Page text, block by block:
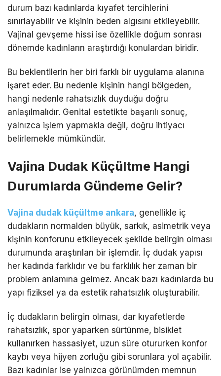
durum bazı kadınlarda kıyafet tercihlerini
sınırlayabilir ve kişinin beden algısını etkileyebilir.
Vajinal gevşeme hissi ise özellikle doğum sonrası
dönemde kadınların araştırdığı konulardan biridir.
Bu beklentilerin her biri farklı bir uygulama alanına
işaret eder. Bu nedenle kişinin hangi bölgeden,
hangi nedenle rahatsızlık duyduğu doğru
anlaşılmalıdır. Genital estetikte başarılı sonuç,
yalnızca işlem yapmakla değil, doğru ihtiyacı
belirlemekle mümkündür.
Vajina Dudak Küçültme Hangi
Durumlarda Gündeme Gelir?
Vajina dudak küçültme ankara, genellikle iç
dudakların normalden büyük, sarkık, asimetrik veya
kişinin konforunu etkileyecek şekilde belirgin olması
durumunda araştırılan bir işlemdir. İç dudak yapısı
her kadında farklıdır ve bu farklılık her zaman bir
problem anlamına gelmez. Ancak bazı kadınlarda bu
yapı fiziksel ya da estetik rahatsızlık oluşturabilir.
İç dudakların belirgin olması, dar kıyafetlerde
rahatsızlık, spor yaparken sürtünme, bisiklet
kullanırken hassasiyet, uzun süre otururken konfor
kaybı veya hijyen zorluğu gibi sorunlara yol açabilir.
Bazı kadınlar ise yalnızca görünümden memnun